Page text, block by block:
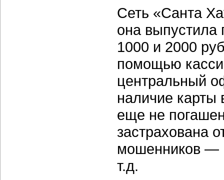
Сеть «Санта
она
1000 и 2000
помощью
центральный
наличие карты
еще не
застрахована
мошенников —
т.д.